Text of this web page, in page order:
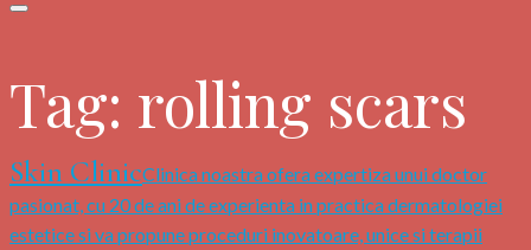
Tag: rolling scars
Skin ClinicClinica noastra ofera expertiza unui doctor
pasionat, cu 20 de ani de experienta in practica dermatologiei
estetice si va propune proceduri inovatoare, unice si terapii